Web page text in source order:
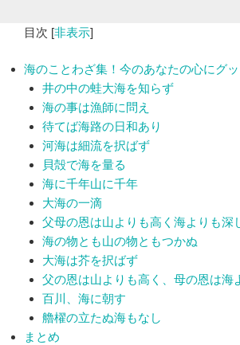
目次 [非表示]
海のことわざ集！今のあなたの心にグッ
井の中の蛙大海を知らず
海の事は漁師に問え
待てば海路の日和あり
河海は細流を択ばず
貝殻で海を量る
海に千年山に千年
大海の一滴
父母の恩は山よりも高く海よりも深
海の物とも山の物ともつかぬ
大海は芥を択ばず
父の恩は山よりも高く、母の恩は海
百川、海に朝す
艪櫂の立たぬ海もなし
まとめ